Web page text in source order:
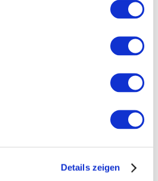
Details zeigen
und Treffen, bei denen sich die Bürger und Bürgerinnen